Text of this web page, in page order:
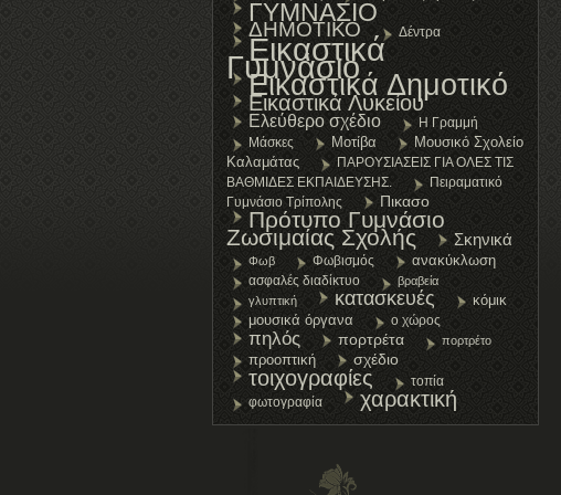
ΓΥΜΝΑΣΙΟ
ΔΗΜΟΤΙΚΟ Δέντρα
Εικαστικά
Γυμνάσιο
Εικαστικά Δημοτικό
Εικαστικά Λυκείου
Ελεύθερο σχέδιο
Η Γραμμή
Μάσκες
Μοτίβα
Μουσικό Σχολείο
Καλαμάτας
ΠΑΡΟΥΣΙΑΣΕΙΣ ΓΙΑ ΟΛΕΣ ΤΙΣ
ΒΑΘΜΙΔΕΣ ΕΚΠΑΙΔΕΥΣΗΣ.
Πειραματικό
Γυμνάσιο Τρίπολης
Πικασο
Πρότυπο Γυμνάσιο
Ζωσιμαίας Σχολής Σκηνικά
Φωβ Φωβισμός ανακύκλωση
ασφαλές διαδίκτυο
βραβεία
γλυπτική
κατασκευές
κόμικ
μουσικά όργανα
ο χώρος
πηλός πορτρέτα πορτρέτο
προοπτική σχέδιο
τοιχογραφίες
τοπία
φωτογραφία
χαρακτική